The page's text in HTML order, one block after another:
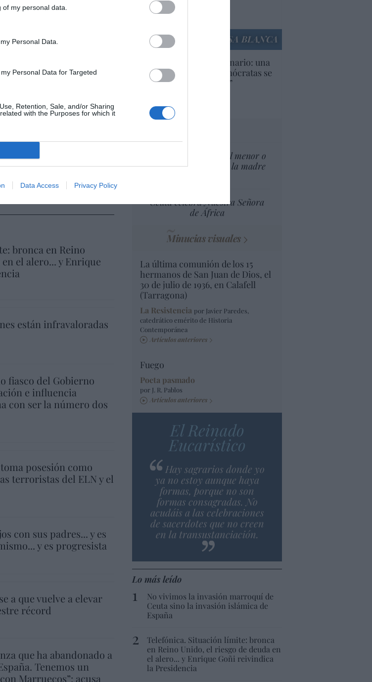
my personal data.
Personal Data.
Personal Data for Targeted
Retention, Sale, and/or Sharing
with the Purposes for which it
Data Access Privacy Policy
bronca en Reino
el alero... y Enrique
están infravaloradas
fiasco del Gobierno
e influencia
con ser la número dos
posesión como
terroristas del ELN y el
con sus padres... y es
y es progresista
a que vuelve a elevar
récord
que ha abandonado a
Tenemos un
Marruecos”: acusa
por Ana Sánchez Arjona
LA CASA BLANCA
EEUU. Inquietante escenario: una
tercera parte de los demócratas se
define como “socialista”
Artículos anteriores
¿El Superior interés el menor o
el superior interés de la madre
Ceuta celebra Nuestra Señora
de África
Minucias visuales
La última comunión de los 15
hermanos de San Juan de Dios, el
30 de julio de 1936, en Calafell
(Tarragona)
La Resistencia por Javier Paredes,
catedrático emérito de Historia
Contemporánea
Artículos anteriores
Fuego
Poeta pasmado
por J. R. Pablos
Artículos anteriores
El Reinado
Eucarístico
Hay sagrarios donde yo
ya no estoy aunque haya
formas, porque no son
formas consagradas. No
acudáis a las celebraciones
de sacerdotes que no creen
en la transustanciación.
Lo más leído
No vivimos la invasión marroquí de
Ceuta sino la invasión islámica de
España
Telefónica. Situación límite: bronca
en Reino Unido, el riesgo de deuda en
el alero... y Enrique Goñi reivindica
la Presidencia